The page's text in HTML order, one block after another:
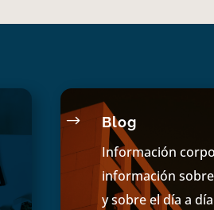
$ Blog
Información
información
y sobre el día a